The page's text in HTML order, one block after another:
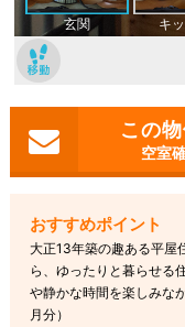
空室
大正13年築の趣ある平屋
ら、ゆったりと暮らせる
や静かな時間を楽しみな
月分）